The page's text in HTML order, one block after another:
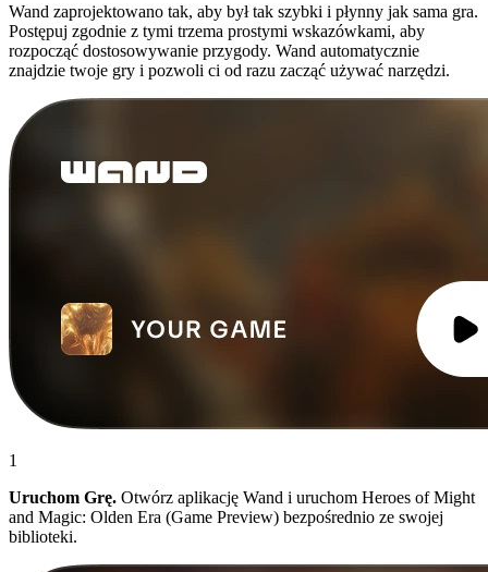
Wand zaprojektowano tak, aby był tak szybki i płynny jak sama gra.
Postępuj zgodnie z tymi trzema prostymi wskazówkami, aby
rozpocząć dostosowywanie przygody. Wand automatycznie
znajdzie twoje gry i pozwoli ci od razu zacząć używać narzędzi.
1
Uruchom Grę. Otwórz aplikację Wand i uruchom Heroes of Might
and Magic: Olden Era (Game Preview) bezpośrednio ze swojej
biblioteki.